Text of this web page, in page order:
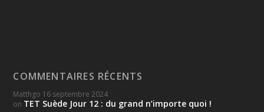
COMMENTAIRES RÉCENTS
Matthgo 16 septembre 2024
on TET Suède Jour 12 : du grand n’importe quoi !